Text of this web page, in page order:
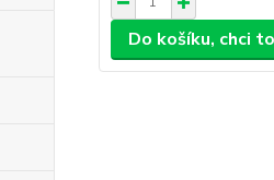
Do košíku, chci